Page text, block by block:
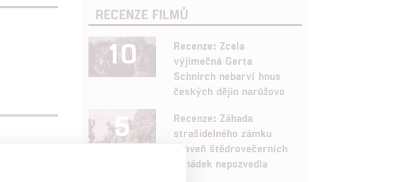
RECENZE FILMŮ
10
Recenze: Zcela
výjimečná Gerta
Schnirch nebarví hnus
českých dějin narůžovo
5
Recenze: Záhada
strašidelného zámku
úroveň štědrovečerních
pohádek nepozvedla